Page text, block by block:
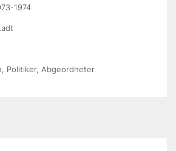
1974
Politiker, Abgeordneter